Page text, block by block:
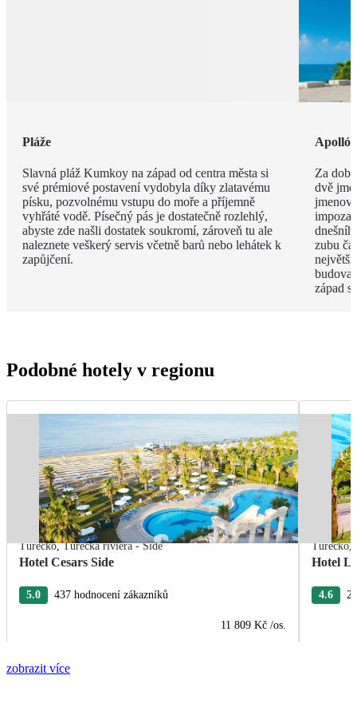
Pláže
Slavná pláž Kumkoy na západ od centra města si
své prémiové postavení vydobyla díky zlatavému
písku, pozvolnému vstupu do moře a příjemně
vyhřáté vodě. Písečný pás je dostatečně rozlehlý,
abyste zde našli dostatek soukromí, zároveň tu ale
naleznete veškerý servis včetně barů nebo lehátek k
zapůjčení.
Za dob
dvě
zubu
největší
budova
západ
Podobné hotely v regionu
Turecko,Turecká riviéra - Side
Hotel Cesars Side
5.0 437 hodnocení zákazníků
11 809 Kč /os.
Turecko,
Hotel
4.6
zobrazit více